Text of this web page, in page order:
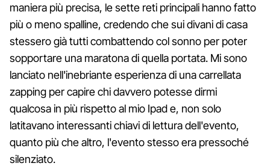
maniera più precisa, le sette reti principali hanno fatto
più o meno spalline, credendo che sui divani di casa
stessero già tutti combattendo col sonno per poter
sopportare una maratona di quella portata. Mi sono
lanciato nell'inebriante esperienza di una carrellata
zapping per capire chi davvero potesse dirmi
qualcosa in più rispetto al mio Ipad e, non solo
latitavano interessanti chiavi di lettura dell'evento,
quanto più che altro, l'evento stesso era pressoché
silenziato.